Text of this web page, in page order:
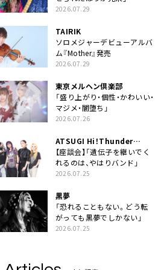
2026.07.29
TAIRIK
ソロメジャーデビューアルバ
ム『Mother』発売
2026.07.29
東京メルヘン倶楽部
「盛り上がり・個性・かわいい・
マジメ・闇堕ち」
2026.07.26
ATSUGI Hi！Thunder
Rock Festival
【座談会】「遺伝子を継いでく
れるのは、やはりバンド」
2026.07.25
黒夢
「恐れることもない。どう転
がっても黒夢でしかない」
2026.07.25